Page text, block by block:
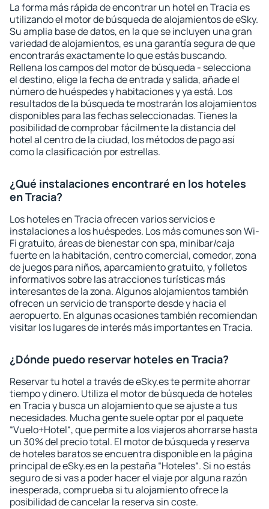
La forma más rápida de encontrar un hotel en Tracia es
utilizando el motor de búsqueda de alojamientos de eSky.
Su amplia base de datos, en la que se incluyen una gran
variedad de alojamientos, es una garantía segura de que
encontrarás exactamente lo que estás buscando.
Rellena los campos del motor de búsqueda - selecciona
el destino, elige la fecha de entrada y salida, añade el
número de huéspedes y habitaciones y ya está. Los
resultados de la búsqueda te mostrarán los alojamientos
disponibles para las fechas seleccionadas. Tienes la
posibilidad de comprobar fácilmente la distancia del
hotel al centro de la ciudad, los métodos de pago así
como la clasificación por estrellas.
¿Qué instalaciones encontraré en los hoteles
en Tracia?
Los hoteles en Tracia ofrecen varios servicios e
instalaciones a los huéspedes. Los más comunes son Wi-
Fi gratuito, áreas de bienestar con spa, minibar/caja
fuerte en la habitación, centro comercial, comedor, zona
de juegos para niños, aparcamiento gratuito, y folletos
informativos sobre las atracciones turísticas más
interesantes de la zona. Algunos alojamientos también
ofrecen un servicio de transporte desde y hacia el
aeropuerto. En algunas ocasiones también recomiendan
visitar los lugares de interés más importantes en Tracia.
¿Dónde puedo reservar hoteles en Tracia?
Reservar tu hotel a través de eSky.es te permite ahorrar
tiempo y dinero. Utiliza el motor de búsqueda de hoteles
en Tracia y busca un alojamiento que se ajuste a tus
necesidades. Mucha gente suele optar por el paquete
“Vuelo+Hotel“, que permite a los viajeros ahorrarse hasta
un 30% del precio total. El motor de búsqueda y reserva
de hoteles baratos se encuentra disponible en la página
principal de eSky.es en la pestaña “Hoteles“. Si no estás
seguro de si vas a poder hacer el viaje por alguna razón
inesperada, comprueba si tu alojamiento ofrece la
posibilidad de cancelar la reserva sin coste.